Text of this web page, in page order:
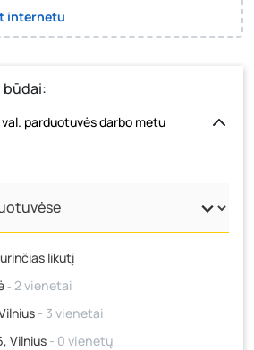
internetu
būdai:
parduotuvės darbo metu
likutį
‐ 2 vienetai
- 3 vienetai
Vilnius - 0 vienetų